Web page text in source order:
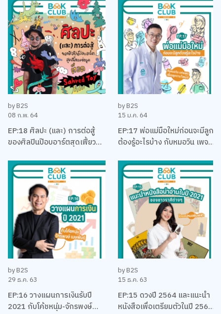
by B2S
08 ก.พ. 64
EP:18 ศิลปะ (และ) การต่อสู้
ของศิลปินป๊อบอาร์ตสุดเฟี้ยว
by B2S
15 ม.ค. 64
EP:17 พ่อแม่มือใหม่ก่อนจะมีลูก
ต้องรู้อะไรบ้าง กับหมอวิน เพจ
by B2S
29 ธ.ค. 63
EP:16 วางแผนการเงินรับปี
2021 กับโค้ชหนุ่ม-จักรพงษ์
by B2S
15 ธ.ค. 63
EP:15 ดวงปี 2564 และแนะนำ
หนังสือเพื่อเตรียมตัวในปี 2564